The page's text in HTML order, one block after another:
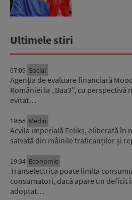
Ultimele stiri
07:09 Social
Agenția de evaluare financiară
României la „Baa3”, cu perspectivă
evitat…
19:58 Mediu
Acvila imperială Feliks, eliberată în
salvată din mâinile traficanților și
19:34 Economie
Transelectrica poate limita
consumatori, dacă apare un deficit
adoptat…